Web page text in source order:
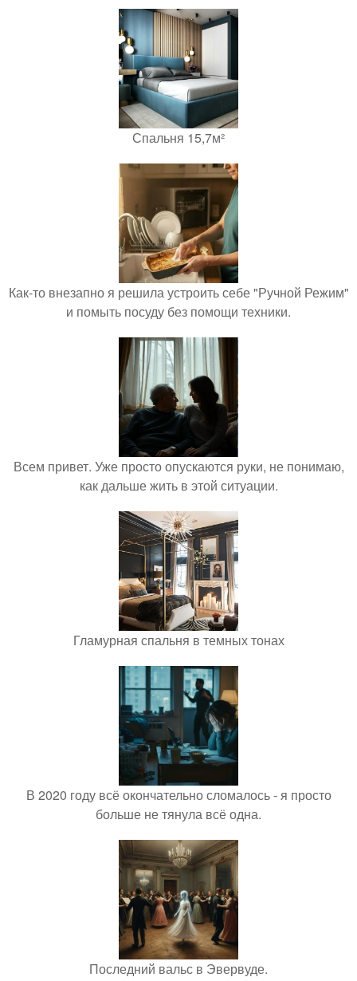
Спальня 15,7м²
Как-то внезапно я решила устроить себе "Ручной Режим"
и помыть посуду без помощи техники.
Всем привет. Уже просто опускаются руки, не понимаю,
как дальше жить в этой ситуации.
Гламурная спальня в темных тонах
В 2020 году всё окончательно сломалось - я просто
больше не тянула всё одна.
Последний вальс в Эвервуде.